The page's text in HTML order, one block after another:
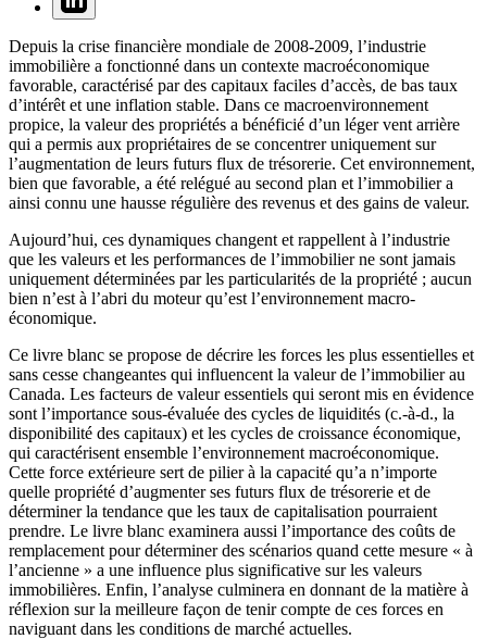
Depuis la crise financière mondiale de 2008-2009, l’industrie
immobilière a fonctionné dans un contexte macroéconomique
favorable, caractérisé par des capitaux faciles d’accès, de bas taux
d’intérêt et une inflation stable. Dans ce macroenvironnement
propice, la valeur des propriétés a bénéficié d’un léger vent arrière
qui a permis aux propriétaires de se concentrer uniquement sur
l’augmentation de leurs futurs flux de trésorerie. Cet environnement,
bien que favorable, a été relégué au second plan et l’immobilier a
ainsi connu une hausse régulière des revenus et des gains de valeur.
Aujourd’hui, ces dynamiques changent et rappellent à l’industrie
que les valeurs et les performances de l’immobilier ne sont jamais
uniquement déterminées par les particularités de la propriété ; aucun
bien n’est à l’abri du moteur qu’est l’environnement macro-
économique.
Ce livre blanc se propose de décrire les forces les plus essentielles et
sans cesse changeantes qui influencent la valeur de l’immobilier au
Canada. Les facteurs de valeur essentiels qui seront mis en évidence
sont l’importance sous-évaluée des cycles de liquidités (c.-à-d., la
disponibilité des capitaux) et les cycles de croissance économique,
qui caractérisent ensemble l’environnement macroéconomique.
Cette force extérieure sert de pilier à la capacité qu’a n’importe
quelle propriété d’augmenter ses futurs flux de trésorerie et de
déterminer la tendance que les taux de capitalisation pourraient
prendre. Le livre blanc examinera aussi l’importance des coûts de
remplacement pour déterminer des scénarios quand cette mesure « à
l’ancienne » a une influence plus significative sur les valeurs
immobilières. Enfin, l’analyse culminera en donnant de la matière à
réflexion sur la meilleure façon de tenir compte de ces forces en
naviguant dans les conditions de marché actuelles.